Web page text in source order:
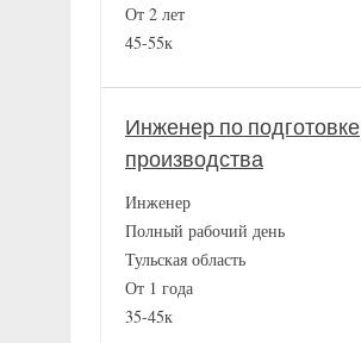
От 2 лет
45-55к
Инженер по подготовке
производства
Инженер
Полный рабочий день
Тульская область
От 1 года
35-45к